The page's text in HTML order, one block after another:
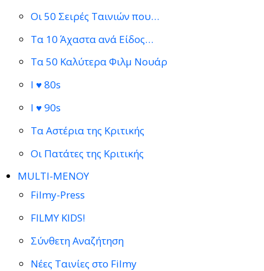
Οι 50 Σειρές Ταινιών που…
Τα 10 Άχαστα ανά Είδος…
Τα 50 Καλύτερα Φιλμ Νουάρ
I ♥ 80s
I ♥ 90s
Τα Αστέρια της Κριτικής
Οι Πατάτες της Κριτικής
MULTI-ΜΕΝΟΥ
Filmy-Press
FILMY KIDS!
Σύνθετη Αναζήτηση
Νέες Ταινίες στο Filmy